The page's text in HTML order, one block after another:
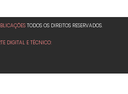
TODOS OS DIREITOS RESERVADOS.
DIGITAL E TÉCNICO: